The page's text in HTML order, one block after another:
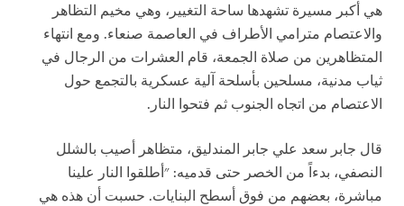
هي أكبر مسيرة تشهدها ساحة التغيير، وهي مخيم التظاهر
والاعتصام مترامي الأطراف في العاصمة صنعاء. ومع انتهاء
المتظاهرين من صلاة الجمعة، قام العشرات من الرجال في
ثياب مدنية، مسلحين بأسلحة آلية عسكرية بالتجمع حول
الاعتصام من اتجاه الجنوب ثم فتحوا النار.
قال جابر سعد علي جابر المندليق، متظاهر أصيب بالشلل
النصفي، بدءاً من الخصر حتى قدميه: "أطلقوا النار علينا
مباشرة، بعضهم من فوق أسطح البنايات. حسبت أن هذه هي